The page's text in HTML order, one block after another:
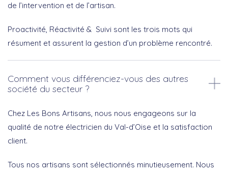
de l’intervention et de l’artisan.
Proactivité, Réactivité & Suivi sont les trois mots qui
résument et assurent la gestion d’un problème rencontré.
Comment vous différenciez-vous des autres
société du secteur ?
Chez Les Bons Artisans, nous nous engageons sur la
qualité de notre électricien du Val-d’Oise et la satisfaction
client.
Tous nos artisans sont sélectionnés minutieusement. Nous